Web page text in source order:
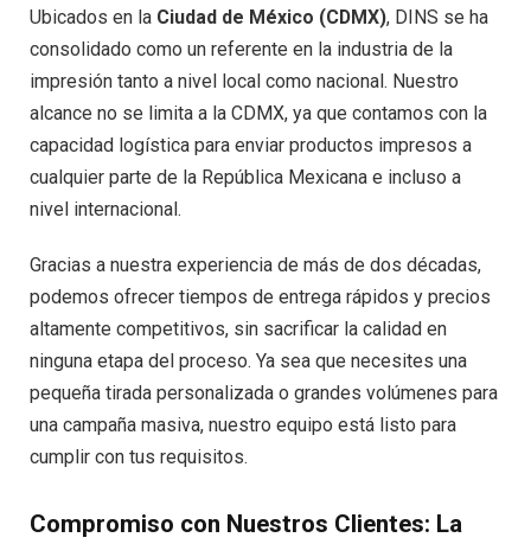
Ubicados en la Ciudad de México (CDMX), DINS se ha
consolidado como un referente en la industria de la
impresión tanto a nivel local como nacional. Nuestro
alcance no se limita a la CDMX, ya que contamos con la
capacidad logística para enviar productos impresos a
cualquier parte de la República Mexicana e incluso a
nivel internacional.
Gracias a nuestra experiencia de más de dos décadas,
podemos ofrecer tiempos de entrega rápidos y precios
altamente competitivos, sin sacrificar la calidad en
ninguna etapa del proceso. Ya sea que necesites una
pequeña tirada personalizada o grandes volúmenes para
una campaña masiva, nuestro equipo está listo para
cumplir con tus requisitos.
Compromiso con Nuestros Clientes: La